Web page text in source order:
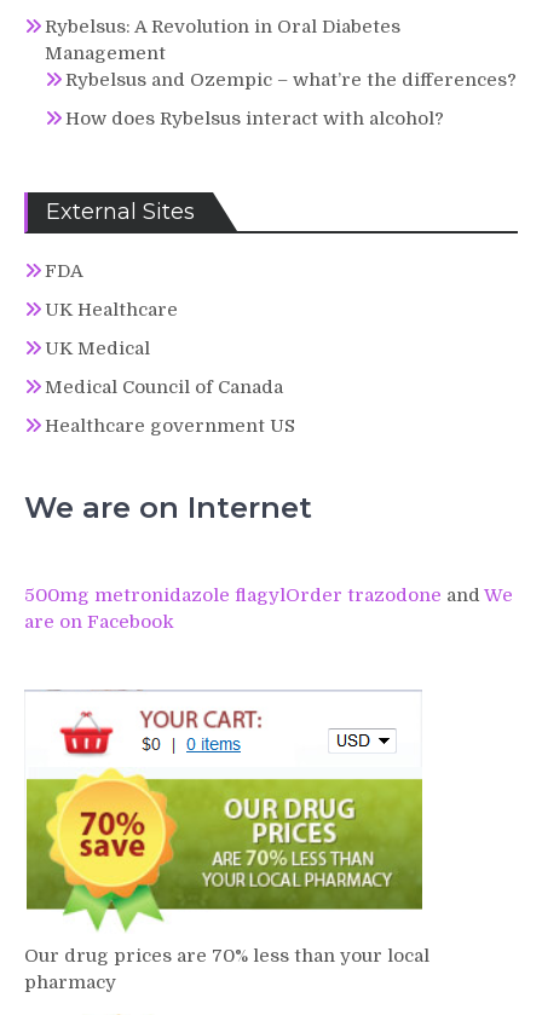
Rybelsus: A Revolution in Oral Diabetes
Management
Rybelsus and Ozempic – what’re the differences?
How does Rybelsus interact with alcohol?
External Sites
FDA
UK Healthcare
UK Medical
Medical Council of Canada
Healthcare government US
We are on Internet
500mg metronidazole flagylOrder trazodone and We
are on Facebook
Our drug prices are 70% less than your local
pharmacy